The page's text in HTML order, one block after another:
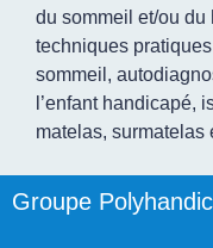
du sommeil et/ou
techniques
sommeil,
l’enfant handicapé,
matelas, surmatelas
Groupe